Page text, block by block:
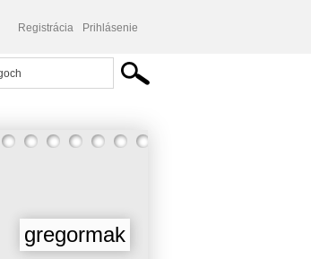
Registrácia Prihlásenie
gregormak